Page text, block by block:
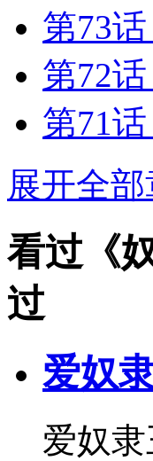
第73话
第72话
第71话
展开全
看过《
过
爱奴
爱奴